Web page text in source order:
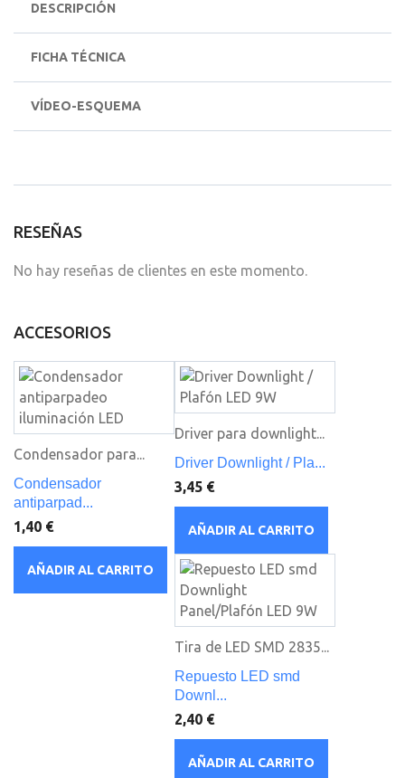
DESCRIPCIÓN
FICHA TÉCNICA
VÍDEO-ESQUEMA
RESEÑAS
No hay reseñas de clientes en este momento.
ACCESORIOS
Condensador para...
Condensador
antiparpad...
1,40 €
AÑADIR AL CARRITO
Driver para downlight...
Driver Downlight / Pla...
3,45 €
AÑADIR AL CARRITO
Tira de LED SMD 2835...
Repuesto LED smd
Downl...
2,40 €
AÑADIR AL CARRITO